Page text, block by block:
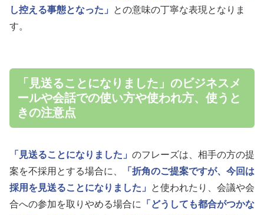
し控える事態となった」
との意味の丁寧な表現となりま
す。
「見送ることになりました」のビジネスメ
ールや会話での使い方や使われ方、使うと
きの注意点
「見送ることになりました」 のフレーズは、相手の方の提
案を不採用とする場合に、
「折角のご提案ですが、今回は
採用を見送ることになりました」
と使われたり、会議や会
合への参加を取りやめる場合に
「どうしても都合がつかな